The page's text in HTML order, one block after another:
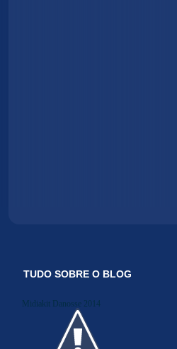
TUDO SOBRE O BLOG
Midiakit Danosse 2014